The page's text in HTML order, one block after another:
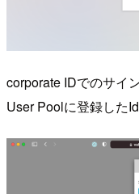
corporate IDでのサイ
User Poolに登録した